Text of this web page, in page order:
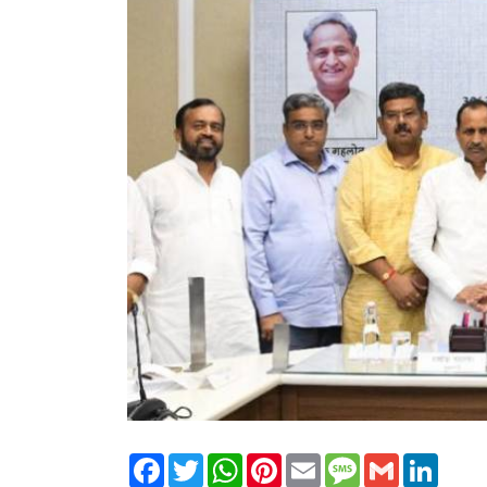
FacebookTwitterWhatsAppPinterest
Email Message
Gmail